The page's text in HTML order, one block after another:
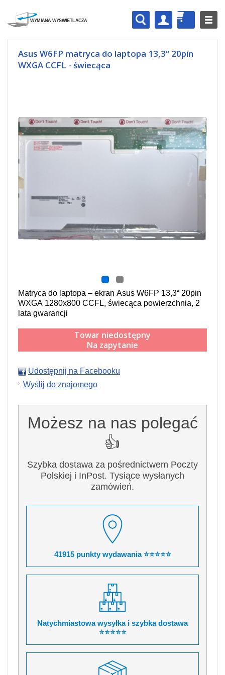
Asus W6FP matryca do laptopa 13,3“ 20pin
WXGA CCFL - świecąca
Matryca do laptopa – ekran Asus W6FP 13,3“ 20pin
WXGA 1280x800 CCFL, świecąca powierzchnia, 2
lata gwarancji
Towar niedostępny
Na zapytanie
Udostępnij na Facebooku
Wyślij do znajomego
Możesz na nas polegać
👍
Szybka dostawa za pośrednictwem Poczty
Polskiej i InPost. Tysiące wysłanych
zamówień.
41915 punkty wydawania ⭐⭐⭐⭐⭐
Natychmiastowa wysyłka i szybka dostawa
⭐⭐⭐⭐⭐